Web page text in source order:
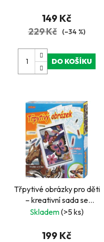
149 Kč
229 Kč (–34 %)
DO KOŠÍKU
Třpytivé obrázky pro děti
– kreativní sada se
třpytkami (4 motivy)
Skladem(>5 ks)
199 Kč